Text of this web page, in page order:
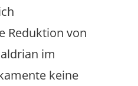
Reduktion von
im
keine